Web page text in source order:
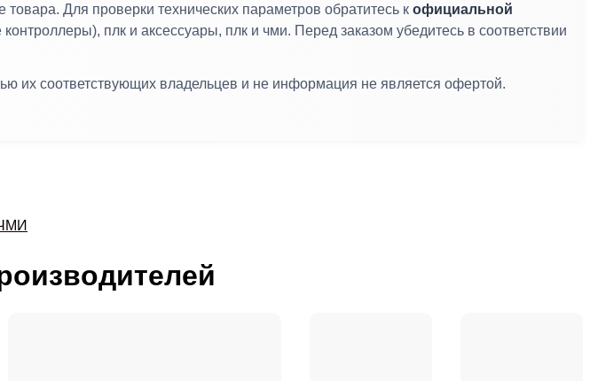
Для проверки технических параметров обратитесь к официальной
плк и аксессуары, плк и чми. Перед заказом убедитесь в соответствии
их соответствующих владельцев и не информация не является офертой.